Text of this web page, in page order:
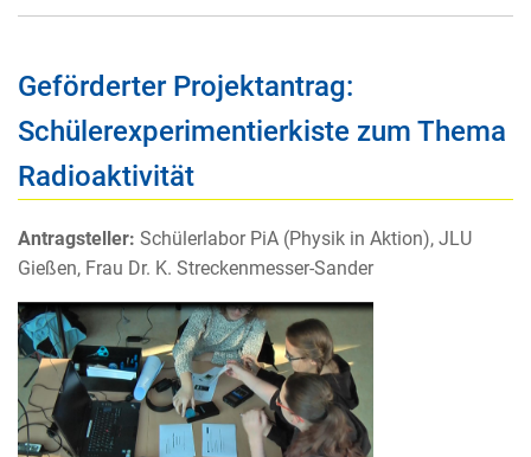
Geförderter Projektantrag:
Schülerexperimentierkiste zum Thema
Radioaktivität
Antragsteller: Schülerlabor PiA (Physik in Aktion), JLU
Gießen, Frau Dr. K. Streckenmesser-Sander